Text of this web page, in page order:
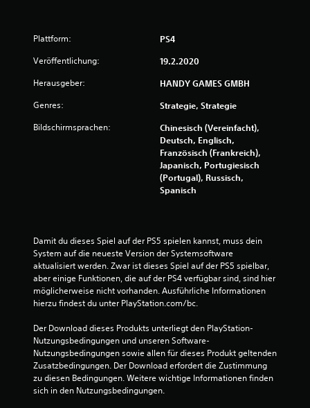
Plattform: PS4
Veröffentlichung: 19.2.2020
Herausgeber: HANDY GAMES GMBH
Genres: Strategie, Strategie
Bildschirmsprachen:
Chinesisch (Vereinfacht),
Deutsch, Englisch,
Französisch (Frankreich),
Japanisch, Portugiesisch
(Portugal), Russisch,
Spanisch
Damit du dieses Spiel auf der PS5 spielen kannst, muss dein
System auf die neueste Version der Systemsoftware
aktualisiert werden. Zwar ist dieses Spiel auf der PS5 spielbar,
aber einige Funktionen, die auf der PS4 verfügbar sind, sind hier
möglicherweise nicht vorhanden. Ausführliche Informationen
hierzu findest du unter PlayStation.com/bc.
Der Download dieses Produkts unterliegt den PlayStation-
Nutzungsbedingungen und unseren Software-
Nutzungsbedingungen sowie allen für dieses Produkt geltenden
Zusatzbedingungen. Der Download erfordert die Zustimmung
zu diesen Bedingungen. Weitere wichtige Informationen finden
sich in den Nutzungsbedingungen.